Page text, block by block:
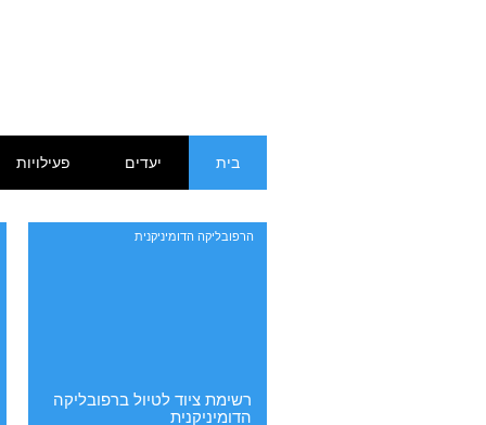
לתוכן
בית יעדים פעילויות
הרפובליקה הדומיניקנית
רשימת ציוד לטיול ברפובליקה
הדומיניקנית